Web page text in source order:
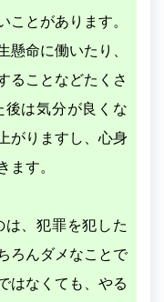
とがあります。
命に働いたり、
ることなどたくさ
後は気分が良くな
がりますし、心身
ます。
、犯罪を犯した
ろんダメなことで
はなくても、やる